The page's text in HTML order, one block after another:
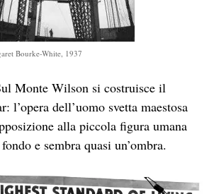
Bourke-White, 1937
Monte Wilson si costruisce il
l’opera dell’uomo svetta maestosa
alla piccola figura umana
e sembra quasi un’ombra.